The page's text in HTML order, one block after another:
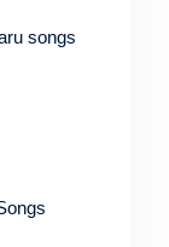
songs